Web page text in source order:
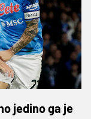
jedino ga je